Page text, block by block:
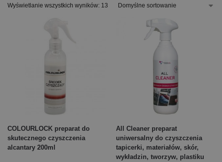
Wyświetlanie wszystkich wyników: 13
COLOURLOCK preparat do
skutecznego czyszczenia
alcantary 200ml
All Cleaner preparat
uniwersalny do czyszczenia
tapicerki, materiałów, skór,
wykładzin, tworzyw, plastiku